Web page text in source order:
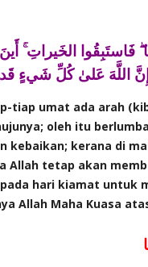
الخَيراتِ ۚ أَينَ
اللَّهَ عَلىٰ كُلِّ شَيءٍ
tiap umat ada arah
oleh itu
kebaikan; kerana di
Allah tetap akan
hari kiamat untuk
Allah Maha Kuasa